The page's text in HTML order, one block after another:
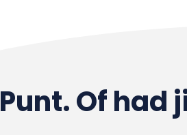
Punt. Of had